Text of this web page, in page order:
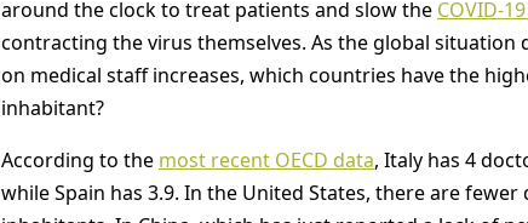
around the clock to treat patients and slow the COVID-
contracting the virus themselves. As the global
on medical staff increases, which countries have the
inhabitant?
According to the most recent OECD data, Italy has 4
while Spain has 3.9. In the United States, there are fewer